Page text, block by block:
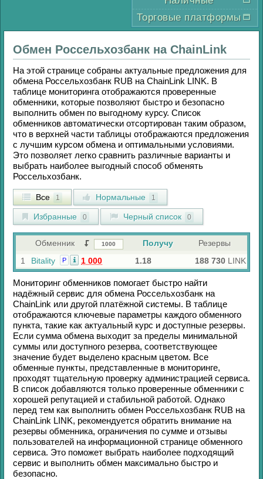
Торговые платформы
Обмен Россельхозбанк на ChainLink
На этой странице собраны актуальные предложения для
обмена Россельхозбанк RUB на ChainLink LINK. В
таблице мониторинга отображаются проверенные
обменники, которые позволяют быстро и безопасно
выполнить обмен по выгодному курсу. Список
обменников автоматически отсортирован таким образом,
что в верхней части таблицы отображаются предложения
с лучшим курсом обмена и оптимальными условиями.
Это позволяет легко сравнить различные варианты и
выбрать наиболее выгодный способ обменять
Россельхозбанк.
Все 1 Нормальные 1
Избранные 0 Черный список 0
Обменник Получу
Резервы
1
Bitality Р 1 000 1.18 188 730 LINK
Мониторинг обменников помогает быстро найти
надёжный сервис для обмена Россельхозбанк на
ChainLink или другой платёжной системы. В таблице
отображаются ключевые параметры каждого обменного
пункта, такие как актуальный курс и доступные резервы.
Если сумма обмена выходит за пределы минимальной
суммы или доступного резерва, соответствующее
значение будет выделено красным цветом. Все
обменные пункты, представленные в мониторинге,
проходят тщательную проверку администрацией сервиса.
В список добавляются только проверенные обменники с
хорошей репутацией и стабильной работой. Однако
перед тем как выполнить обмен Россельхозбанк RUB на
ChainLink LINK, рекомендуется обратить внимание на
резервы обменника, ограничения по сумме и отзывы
пользователей на информационной странице обменного
сервиса. Это поможет выбрать наиболее подходящий
сервис и выполнить обмен максимально быстро и
безопасно.